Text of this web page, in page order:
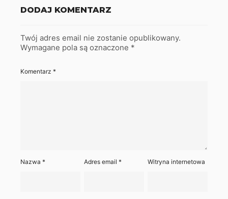
DODAJ KOMENTARZ
Twój adres email nie zostanie opublikowany.
Wymagane pola są oznaczone *
Komentarz *
Nazwa * Adres email* Witryna internetowa